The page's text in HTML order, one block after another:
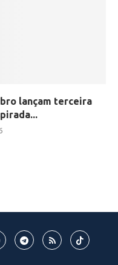
lançam terceira